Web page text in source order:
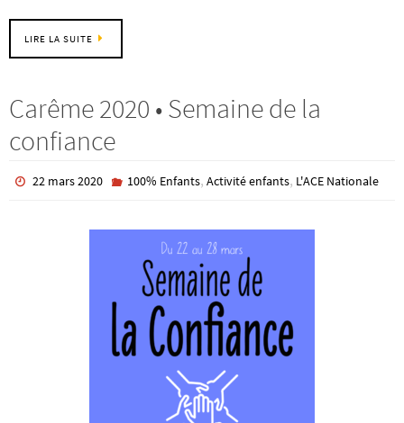
LIRE LA SUITE
Carême 2020 • Semaine de la
confiance
22 mars 2020 100% Enfants, Activité enfants, L'ACE Nationale